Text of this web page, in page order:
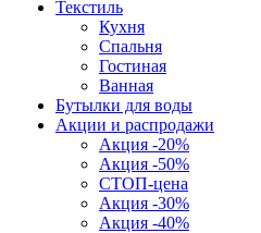
Текстиль
Кухня
Спальня
Гостиная
Ванная
Бутылки для воды
Акции и распродажи
Акция -20%
Акция -50%
СТОП-цена
Акция -30%
Акция -40%